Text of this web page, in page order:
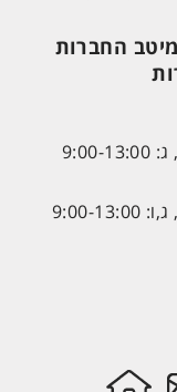
החברות